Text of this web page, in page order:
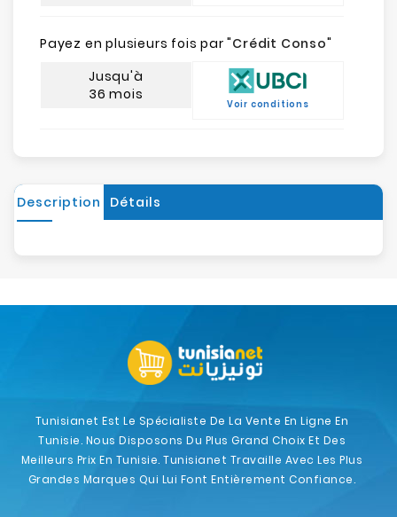
Payez en plusieurs fois par "Crédit Conso"
Jusqu'à
36 mois
Voir conditions
Description Détails
Tunisianet Est Le Spécialiste De La Vente En Ligne En
Tunisie. Nous Disposons Du Plus Grand Choix Et Des
Meilleurs Prix En Tunisie. Tunisianet Travaille Avec Les Plus
Grandes Marques Qui Lui Font Entièrement Confiance.